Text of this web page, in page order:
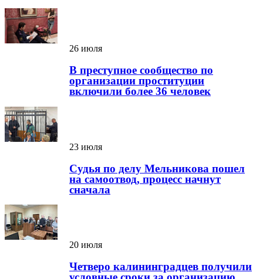
26 июля
В преступное сообщество по
организации проституции
включили более 36 человек
23 июля
Судья по делу Мельникова пошел
на самоотвод, процесс начнут
сначала
20 июля
Четверо калининградцев получили